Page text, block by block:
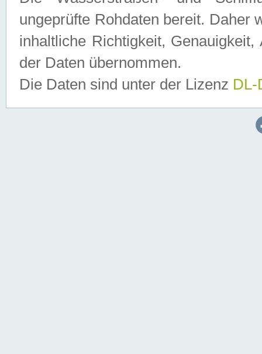
ungeprüfte Rohdaten bereit. Daher
inhaltliche Richtigkeit,
der Daten übernommen.
Die Daten sind unter der Lizenz